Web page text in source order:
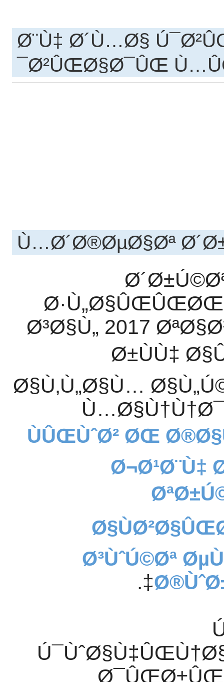
Ø¨Ù‡ Ø´Ù…Ø§
Ø²ÛŒØ§Ø¯ÛŒ
Ù…Ø´Ø®ØµØ§Øª
-
Ø³Ø§Ù„ 2017
Ø±ÙÙ‡
Ø§Ù‚Ù„Ø§Ù…
ÙÛŒÙˆØ² ØŒ
Ø¬Ø¹Ø¨Ù‡
Ø³ÙˆÚ©Øª